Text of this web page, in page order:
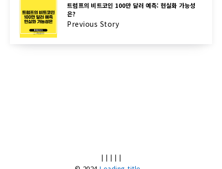
트럼프의 비트코인 100만 달러 예측: 현실화 가능성
은?
Previous Story
| | | | |